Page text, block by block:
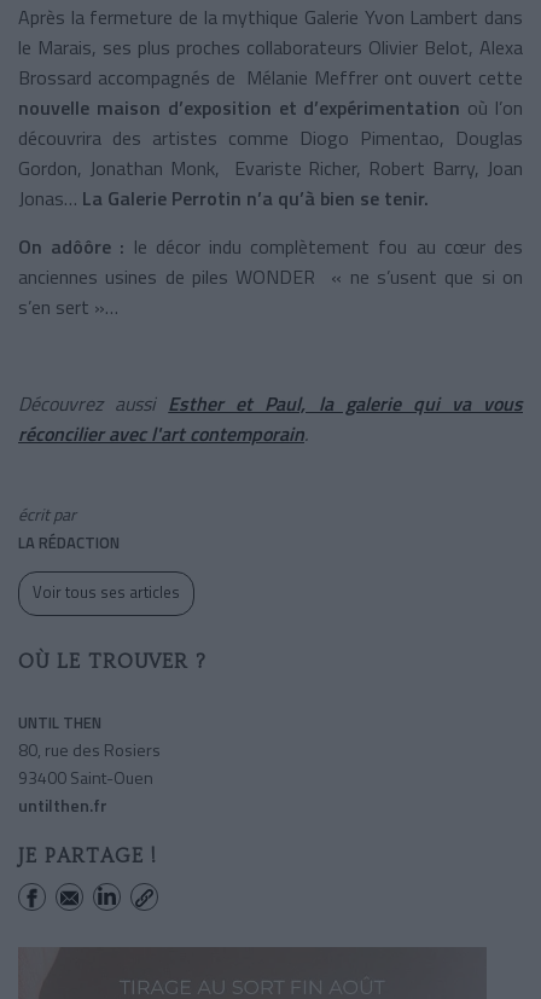
Après la fermeture de la mythique Galerie Yvon Lambert dans
le Marais, ses plus proches collaborateurs Olivier Belot, Alexa
Brossard accompagnés de Mélanie Meffrer ont ouvert cette
nouvelle maison d’exposition et d’expérimentation où l’on
découvrira des artistes comme Diogo Pimentao, Douglas
Gordon, Jonathan Monk, Evariste Richer, Robert Barry, Joan
Jonas… La Galerie Perrotin n’a qu’à bien se tenir.
On adôôre : le décor indu complètement fou au cœur des
anciennes usines de piles WONDER « ne s’usent que si on
s’en sert »…
Découvrez aussi Esther et Paul, la galerie qui va vous
réconcilier avec l'art contemporain.
écrit par
LA RÉDACTION
Voir tous ses articles
OÙ LE TROUVER ?
UNTIL THEN
80, rue des Rosiers
93400 Saint­-Ouen
untilthen.fr
JE PARTAGE !